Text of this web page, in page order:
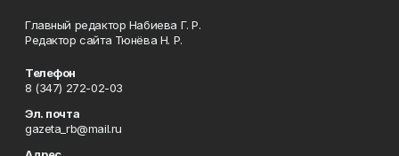
Главный редактор Набиева Г. Р.
Редактор сайта Тюнёва Н. Р.
Телефон
8 (347) 272-02-03
Эл. почта
gazeta_rb@mail.ru